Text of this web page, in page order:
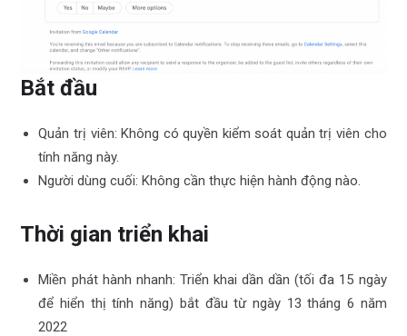
Bắt đầu
Quản trị viên: Không có quyền kiểm soát quản trị viên cho
tính năng này.
Người dùng cuối: Không cần thực hiện hành động nào.
Thời gian triển khai
Miền phát hành nhanh: Triển khai dần dần (tối đa 15 ngày
để hiển thị tính năng) bắt đầu từ ngày 13 tháng 6 năm
2022